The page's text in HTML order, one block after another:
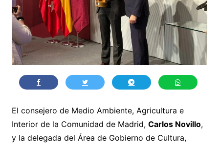
El consejero de Medio Ambiente, Agricultura e
Interior de la Comunidad de Madrid, Carlos Novillo,
y la delegada del Área de Gobierno de Cultura,